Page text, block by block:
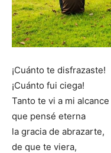
¡Cuánto te disfrazaste!
¡Cuánto fui ciega!
Tanto te vi a mi alcance
que pensé eterna
la gracia de abrazarte,
de que te viera,